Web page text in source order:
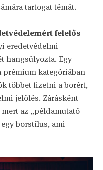
tartogat témát.
felelős
eredetvédelmi
hangsúlyozta. Egy
prémium kategóriában
többet fizetni a borért,
jelölés. Zárásként
az „példamutató
borstílus, ami